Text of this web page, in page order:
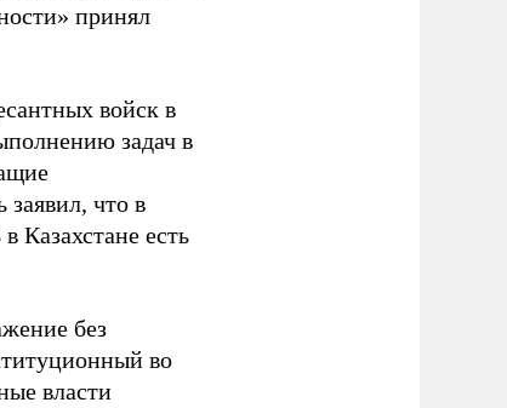
принял
войск в
задач в
что в
Казахстане есть
без
во
власти